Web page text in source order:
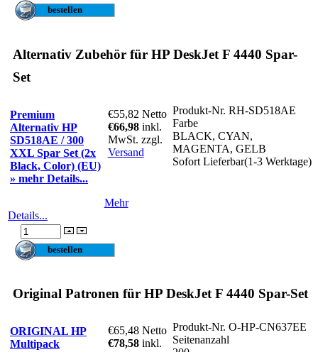
Alternativ Zubehör für HP DeskJet F 4440 Spar-
Set
Premium
Alternativ HP
SD518AE / 300
XXL Spar Set (2x
Black, Color) (EU)
» mehr Details...
€55,82 Netto
€66,98 inkl.
MwSt. zzgl.
Versand
Produkt-Nr. RH-SD518AE
Farbe
BLACK, CYAN,
MAGENTA, GELB
Sofort Lieferbar(1-3 Werktage)
Mehr
Details...
Original Patronen für HP DeskJet F 4440 Spar-Set
ORIGINAL HP
Multipack
€65,48 Netto
€78,58 inkl.
Produkt-Nr. O-HP-CN637EE
Seitenanzahl